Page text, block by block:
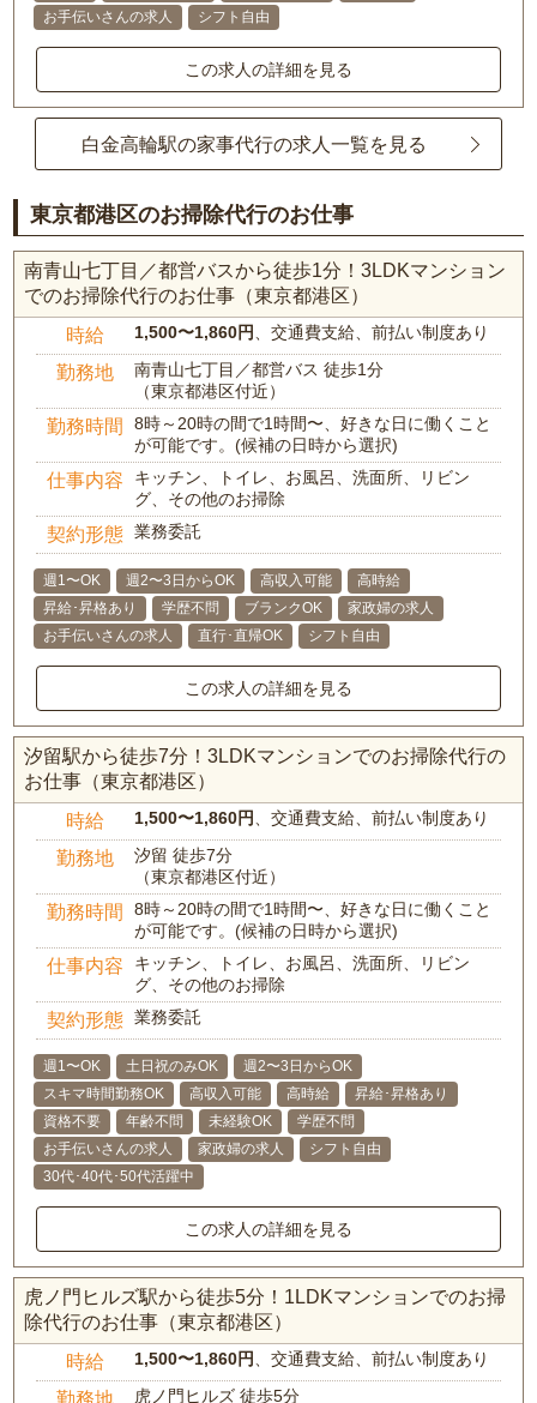
お手伝いさんの求人
シフト自由
この求人の詳細を見る
白金高輪駅の家事代行の求人一覧を見る
東京都港区のお掃除代行のお仕事
南青山七丁目／都営バスから徒歩1分！3LDKマンション
でのお掃除代行のお仕事（東京都港区）
時給 1,500〜1,860円 、交通費支給、前払い制度あり
勤務地
南青山七丁目／都営バス 徒歩1分
（東京都港区付近）
勤務時間
8時～20時の間で1時間〜、好きな日に働くこと
が可能です。(候補の日時から選択)
仕事内容
キッチン、トイレ、お風呂、洗面所、リビン
グ、その他のお掃除
契約形態 業務委託
週1〜OK 週2〜3日からOK 高収入可能
高時給
昇給･昇格あり
学歴不問 ブランクOK
家政婦の求人
お手伝いさんの求人
直行･直帰OK シフト自由
この求人の詳細を見る
汐留駅から徒歩7分！3LDKマンションでのお掃除代行の
お仕事（東京都港区）
時給 1,500〜1,860円 、交通費支給、前払い制度あり
勤務地
汐留 徒歩7分
（東京都港区付近）
勤務時間
8時～20時の間で1時間〜、好きな日に働くこと
が可能です。(候補の日時から選択)
仕事内容
キッチン、トイレ、お風呂、洗面所、リビン
グ、その他のお掃除
契約形態 業務委託
週1〜OK 土日祝のみOK
週2〜3日からOK
スキマ時間勤務OK
高収入可能 高時給
昇給･昇格あり
資格不要
年齢不問 未経験OK
学歴不問
お手伝いさんの求人
家政婦の求人
シフト自由
30代･40代･50代活躍中
この求人の詳細を見る
虎ノ門ヒルズ駅から徒歩5分！1LDKマンションでのお掃
除代行のお仕事（東京都港区）
時給 1,500〜1,860円 、交通費支給、前払い制度あり
勤務地 虎ノ門ヒルズ 徒歩5分